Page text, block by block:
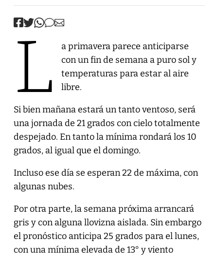
L
a primavera parece anticiparse
con un fin de semana a puro sol y
temperaturas para estar al aire
libre.
Si bien mañana estará un tanto ventoso, será
una jornada de 21 grados con cielo totalmente
despejado. En tanto la mínima rondará los 10
grados, al igual que el domingo.
Incluso ese día se esperan 22 de máxima, con
algunas nubes.
Por otra parte, la semana próxima arrancará
gris y con alguna llovizna aislada. Sin embargo
el pronóstico anticipa 25 grados para el lunes,
con una mínima elevada de 13° y viento